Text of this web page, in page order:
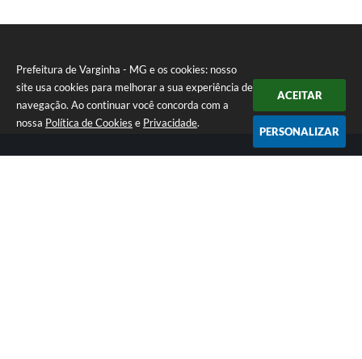
Prefeitura de Varginha - MG e os cookies: nosso
site usa cookies para melhorar a sua experiência de
navegação. Ao continuar você concorda com a
nossa Política de Cookies e Privacidade.
ACEITAR
PERSONALIZAR